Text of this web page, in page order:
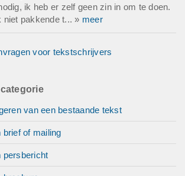
ik heb er zelf geen zin in om te doen.
niet pakkende t... » meer
voor tekstschrijvers
van een bestaande tekst
brief of mailing
persbericht